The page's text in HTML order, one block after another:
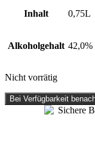
Inhalt 0,75L
Alkoholgehalt 42,0%
Nicht vorrätig
Bei Verfügbarkeit